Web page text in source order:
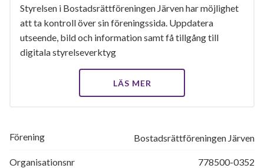
Styrelsen i Bostadsrättföreningen Järven har möjlighet
att ta kontroll över sin föreningssida. Uppdatera
utseende, bild och information samt få tillgång till
digitala styrelseverktyg
LÄS MER
Förening Bostadsrättföreningen Järven
Organisationsnr 778500-0352